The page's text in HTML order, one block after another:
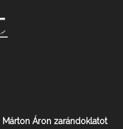
Áron zarándoklatot